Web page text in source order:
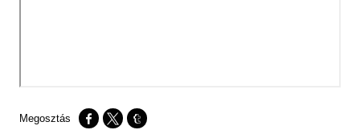
Opens in a new window
Opens in a new window
Opens in a new window